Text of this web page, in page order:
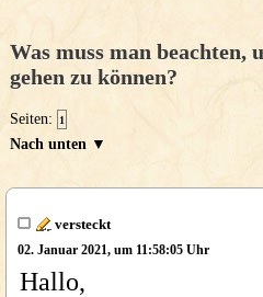
Was muss man beachten,
gehen zu können?
Seiten: 1
Nach unten ▼
versteckt
02. Januar 2021, um 11:58:05 Uhr
Hallo,